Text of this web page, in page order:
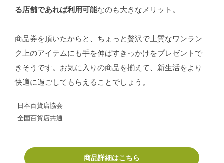
る店舗であれば利用可能なのも大きなメリット。
商品券を頂いたからと、ちょっと贅沢で上質なワンラン
ク上のアイテムにも手を伸ばすきっかけをプレゼントで
きそうです。お気に入りの商品を揃えて、新生活をより
快適に過ごしてもらえることでしょう。
日本百貨店協会
全国百貨店共通
商品詳細はこちら